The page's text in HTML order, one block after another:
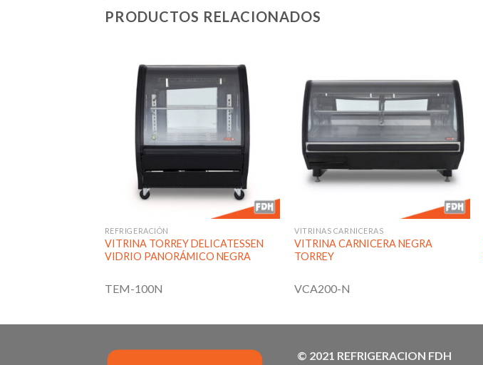
PRODUCTOS RELACIONADOS
Añadir
REFRIGERACIÓN
VITRINA TORREY DELICATESSEN
VIDRIO PANORÁMICO NEGRA
TEM-100N
Añadir
lista de
deseos
VITRINAS CARNICERAS
VITRINA CARNICERA NEGRA
TORREY
VCA200-N
© 2021 REFRIGERACION FDH